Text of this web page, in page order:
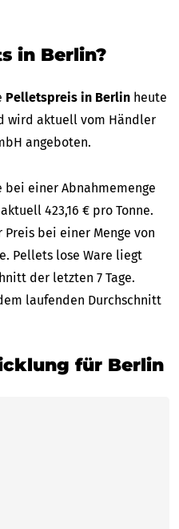
in Berlin?
Pelletspreis in Berlin heute
wird aktuell vom Händler
angeboten.
bei einer Abnahmemenge
423,16 € pro Tonne.
bei einer Menge von
Pellets lose Ware liegt
der letzten 7 Tage.
laufenden Durchschnitt
für Berlin